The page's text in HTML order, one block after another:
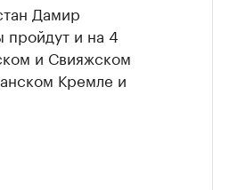
Дамир
пройдут и на 4
и Свияжском
Кремле и